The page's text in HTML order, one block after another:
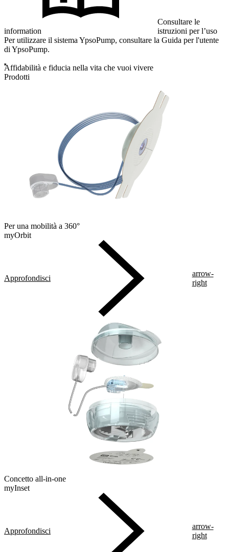
information
Consultare le
istruzioni per l’uso
Per utilizzare il sistema YpsoPump, consultare la Guida per l'utente
di YpsoPump.
Affidabilità e fiducia nella vita che vuoi vivere
Prodotti
Per una mobilità a 360°
myOrbit
Approfondisci
arrow-
right
Concetto all-in-one
myInset
Approfondisci
arrow-
right